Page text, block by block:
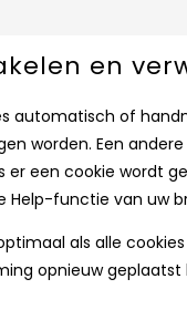
en
automatisch of
worden. Een
een cookie wordt
Help-functie van uw
als alle
opnieuw geplaatst